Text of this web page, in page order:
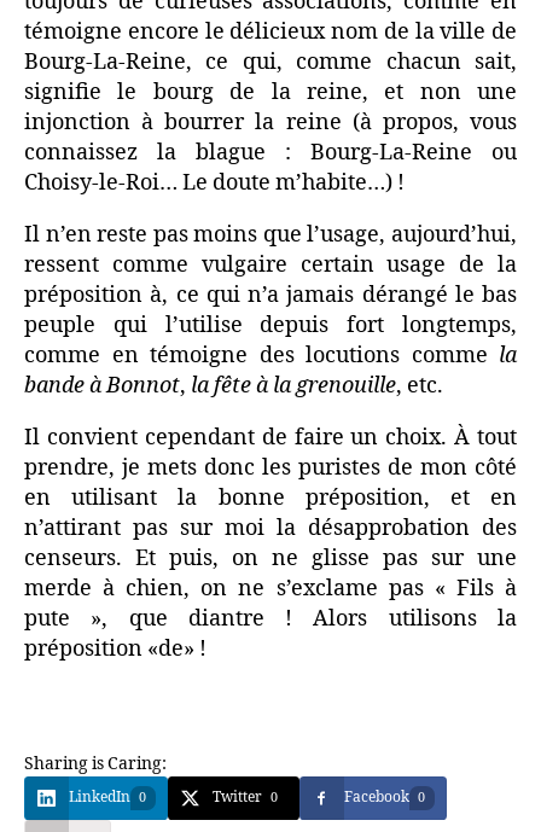
témoigne encore le délicieux nom de la ville de
Bourg-La-Reine, ce qui, comme chacun sait,
signifie le bourg de la reine, et non une
injonction à bourrer la reine (à propos, vous
connaissez la blague : Bourg-La-Reine ou
Choisy-le-Roi… Le doute m’habite…) !
Il n’en reste pas moins que l’usage, aujourd’hui,
ressent comme vulgaire certain usage de la
préposition à, ce qui n’a jamais dérangé le bas
peuple qui l’utilise depuis fort longtemps,
comme en témoigne des locutions comme la
bande à Bonnot, la fête à la grenouille, etc.
Il convient cependant de faire un choix. À tout
prendre, je mets donc les puristes de mon côté
en utilisant la bonne préposition, et en
n’attirant pas sur moi la désapprobation des
censeurs. Et puis, on ne glisse pas sur une
merde à chien, on ne s’exclame pas « Fils à
pute », que diantre ! Alors utilisons la
préposition «de» !
Sharing is Caring:
LinkedIn 0 Twitter 0 Facebook 0